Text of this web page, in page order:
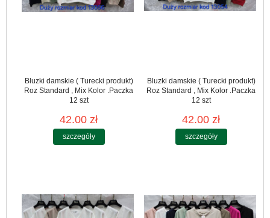
Bluzki damskie ( Turecki produkt)
Roz Standard , Mix Kolor .Paczka
12 szt
42.00 zł
szczegóły
Bluzki damskie ( Turecki produkt)
Roz Standard , Mix Kolor .Paczka
12 szt
42.00 zł
szczegóły